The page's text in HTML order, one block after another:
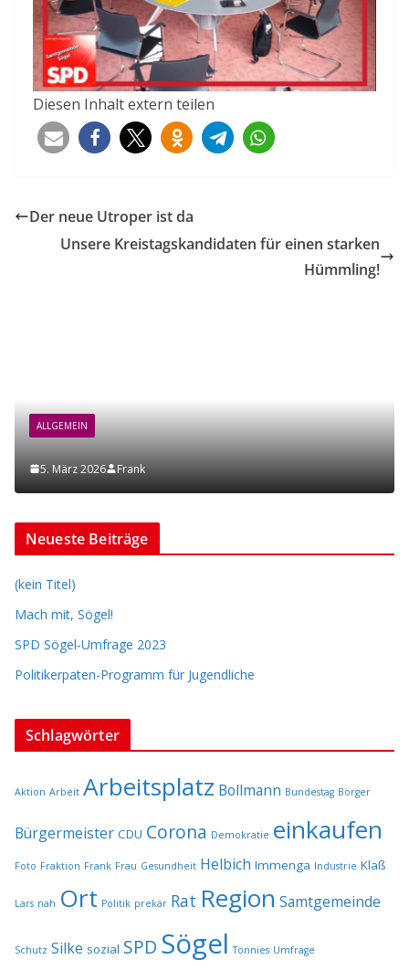
Diesen Inhalt extern teilen
Der neue Utroper ist da
Unsere Kreistagskandidaten für einen starken
Hümmling!
ALLGEMEIN
5. März 2026 Frank
Neueste Beiträge
(kein Titel)
Mach mit, Sögel!
SPD Sögel-Umfrage 2023
Politikerpaten-Programm für Jugendliche
Schlagwörter
Aktion Arbeit Arbeitsplatz Bollmann Bundestag Börger
Bürgermeister CDU Corona Demokratie einkaufen
Foto Fraktion Frank Frau Gesundheit Helbich Immenga Industrie Klaß
Lars nah Ort Politik prekär Rat Region Samtgemeinde
Schutz Silke sozial SPD Sögel Tönnies Umfrage